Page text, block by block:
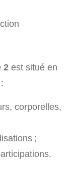
2 est situé en
corporelles,
;